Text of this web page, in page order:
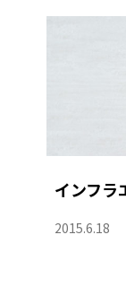
インフラ
2015.6.18